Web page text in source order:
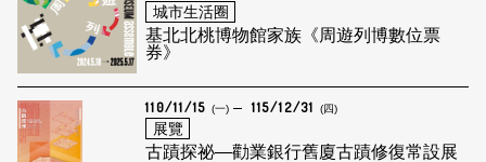
城市生活圈
基北北桃博物館家族《周遊列博數位票
券》
110/11/15 (一) 115/12/31 (四)
展覽
古蹟探祕—勸業銀行舊廈古蹟修復常設展